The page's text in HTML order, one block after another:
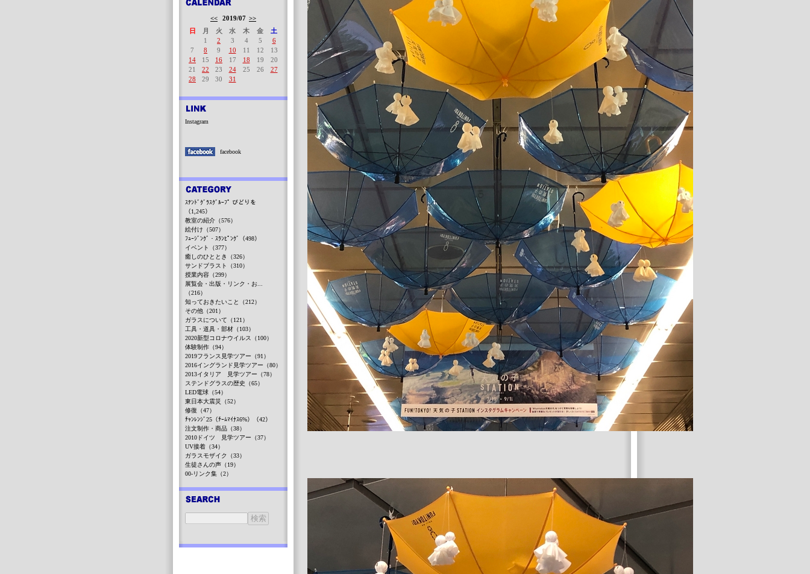
<< 2019/07 >>
日
月 火 水 木 金
土
1
2 3 4 5
6
7
8 9 10 11 12
13
14
15 16 17 18 19
20
21
22 23 24 25 26
27
28
29 30 31
Instagram
facebook
ｽﾃﾝﾄﾞｸﾞﾗｽｸﾞﾙｰﾌﾟ びどりを
（1,245）
教室の紹介（576）
絵付け（507）
ﾌｭｰｼﾞﾝｸﾞ・ｽﾗﾝﾋﾟﾝｸﾞ（498）
イベント（377）
癒しのひととき（326）
サンドブラスト（310）
授業内容（299）
展覧会・出版・リンク・お...
（216）
知っておきたいこと（212）
その他（201）
ガラスについて（121）
工具・道具・部材（103）
2020新型コロナウイルス（100）
体験制作（94）
2019フランス見学ツアー（91）
2016イングランド見学ツアー（80）
2013イタリア 見学ツアー（78）
ステンドグラスの歴史（65）
LED電球（54）
東日本大震災（52）
修復（47）
ﾁｬﾝﾚﾝｼﾞ25（ﾁｰﾑﾏｲﾅｽ6%）（42）
注文制作・商品（38）
2010ドイツ 見学ツアー（37）
UV接着（34）
ガラスモザイク（33）
生徒さんの声（19）
00-リンク集（2）